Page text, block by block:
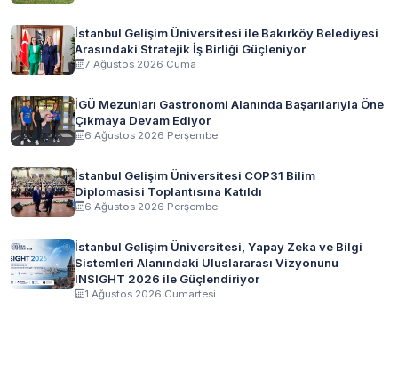
İstanbul Gelişim Üniversitesi ile Bakırköy Belediyesi
Arasındaki Stratejik İş Birliği Güçleniyor
7 Ağustos 2026 Cuma
İGÜ Mezunları Gastronomi Alanında Başarılarıyla Öne
Çıkmaya Devam Ediyor
6 Ağustos 2026 Perşembe
İstanbul Gelişim Üniversitesi COP31 Bilim
Diplomasisi Toplantısına Katıldı
6 Ağustos 2026 Perşembe
İstanbul Gelişim Üniversitesi, Yapay Zeka ve Bilgi
Sistemleri Alanındaki Uluslararası Vizyonunu
INSIGHT 2026 ile Güçlendiriyor
1 Ağustos 2026 Cumartesi